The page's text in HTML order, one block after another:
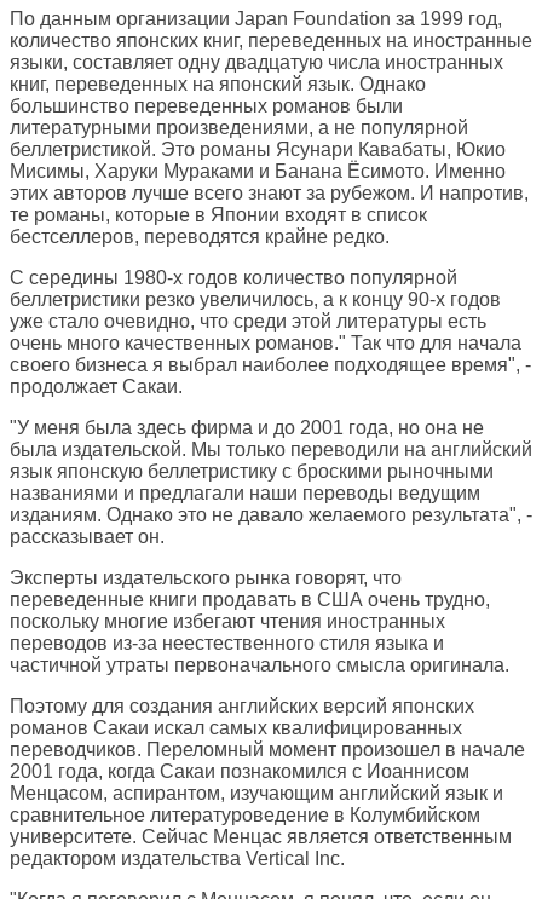
По данным организации Japan Foundation за 1999 год,
количество японских книг, переведенных на иностранные
языки, составляет одну двадцатую числа иностранных
книг, переведенных на японский язык. Однако
большинство переведенных романов были
литературными произведениями, а не популярной
беллетристикой. Это романы Ясунари Кавабаты, Юкио
Мисимы, Харуки Мураками и Банана Ёсимото. Именно
этих авторов лучше всего знают за рубежом. И напротив,
те романы, которые в Японии входят в список
бестселлеров, переводятся крайне редко.
С середины 1980-х годов количество популярной
беллетристики резко увеличилось, а к концу 90-х годов
уже стало очевидно, что среди этой литературы есть
очень много качественных романов." Так что для начала
своего бизнеса я выбрал наиболее подходящее время", -
продолжает Сакаи.
"У меня была здесь фирма и до 2001 года, но она не
была издательской. Мы только переводили на английский
язык японскую беллетристику с броскими рыночными
названиями и предлагали наши переводы ведущим
изданиям. Однако это не давало желаемого результата", -
рассказывает он.
Эксперты издательского рынка говорят, что
переведенные книги продавать в США очень трудно,
поскольку многие избегают чтения иностранных
переводов из-за неестественного стиля языка и
частичной утраты первоначального смысла оригинала.
Поэтому для создания английских версий японских
романов Сакаи искал самых квалифицированных
переводчиков. Переломный момент произошел в начале
2001 года, когда Сакаи познакомился с Иоаннисом
Менцасом, аспирантом, изучающим английский язык и
сравнительное литературоведение в Колумбийском
университете. Сейчас Менцас является ответственным
редактором издательства Vertical Inc.